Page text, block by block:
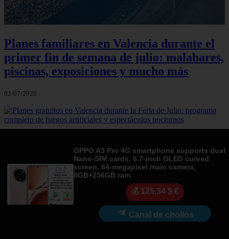
Planes familiares en Valencia durante el
primer fin de semana de julio: malabares,
piscinas, exposiciones y mucho más
02/07/2026
Feria de Julio: programa completo de
fuegos artificiales y espectáculos
nocturnos
01/07/2026
OPPO A3 Pro 4G smartphone supports dual
Nano-SIM cards, 6.7-inch OLED curved
screen, 64-megapixel main camera,
8GB+256GB ram
💰 125,34 $ €
Canal de chollos